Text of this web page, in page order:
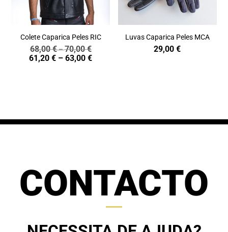
Colete Caparica Peles RIC
68,00€–70,00€Price
range:
61,20€ – 63,00€Price
Luvas Caparica Peles MCA
29,00€
CONTACTO